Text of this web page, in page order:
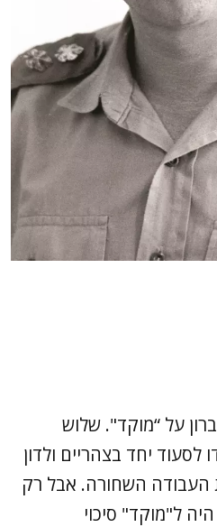
על “מוקד". שלוש
יחד בצהריים ולדון
העבודה השחורה. אבל רק
ל"מוקד" סיכוי